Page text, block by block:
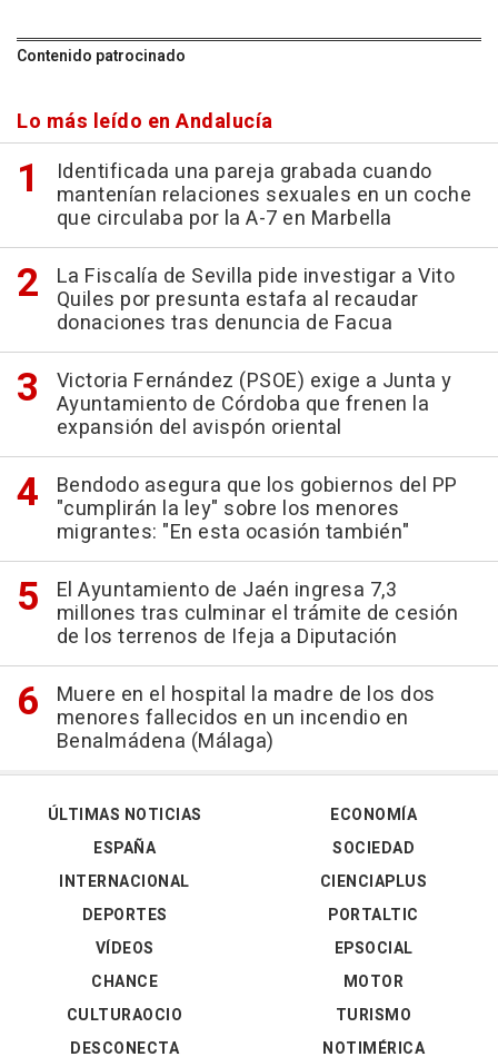
Contenido patrocinado
Lo más leído en Andalucía
Identificada una pareja grabada cuando
mantenían relaciones sexuales en un coche
que circulaba por la A-7 en Marbella
La Fiscalía de Sevilla pide investigar a Vito
Quiles por presunta estafa al recaudar
donaciones tras denuncia de Facua
Victoria Fernández (PSOE) exige a Junta y
Ayuntamiento de Córdoba que frenen la
expansión del avispón oriental
Bendodo asegura que los gobiernos del PP
"cumplirán la ley" sobre los menores
migrantes: "En esta ocasión también"
El Ayuntamiento de Jaén ingresa 7,3
millones tras culminar el trámite de cesión
de los terrenos de Ifeja a Diputación
Muere en el hospital la madre de los dos
menores fallecidos en un incendio en
Benalmádena (Málaga)
ÚLTIMAS NOTICIAS
ESPAÑA
INTERNACIONAL
DEPORTES
VÍDEOS
ECONOMÍA
SOCIEDAD
CIENCIAPLUS
PORTALTIC
EPSOCIAL
CHANCE
CULTURAOCIO
DESCONECTA
MOTOR
TURISMO
NOTIMÉRICA